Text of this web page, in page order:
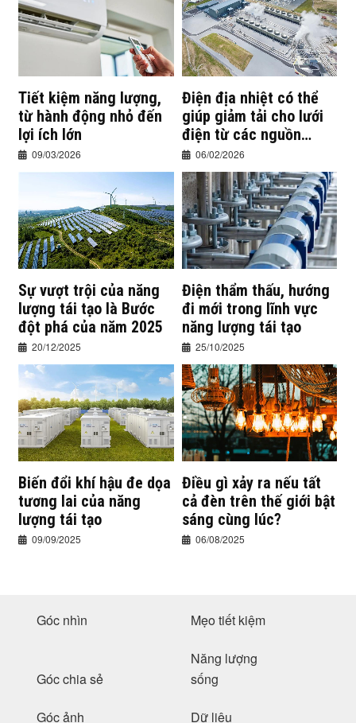
Tiết kiệm năng lượng,
từ hành động nhỏ đến
lợi ích lớn
09/03/2026
Điện địa nhiệt có thể
giúp giảm tải cho lưới
điện từ các nguồn
không ổn định
06/02/2026
Sự vượt trội của năng
lượng tái tạo là Bước
đột phá của năm 2025
20/12/2025
Điện thẩm thấu, hướng
đi mới trong lĩnh vực
năng lượng tái tạo
25/10/2025
Biến đổi khí hậu đe dọa
tương lai của năng
lượng tái tạo
09/09/2025
Điều gì xảy ra nếu tất
cả đèn trên thế giới bật
sáng cùng lúc?
06/08/2025
Góc nhìn Mẹo tiết kiệm
Góc chia sẻ
Năng lượng
sống
Góc ảnh Dữ liệu